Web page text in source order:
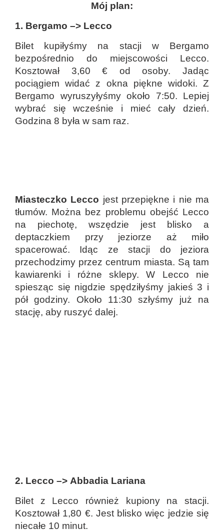
Mój plan:
1. Bergamo –> Lecco
Bilet kupiłyśmy na stacji w Bergamo
bezpośrednio do miejscowości Lecco.
Kosztował 3,60 € od osoby. Jadąc
pociągiem widać z okna piękne widoki. Z
Bergamo wyruszyłyśmy około 7:50. Lepiej
wybrać się wcześnie i mieć cały dzień.
Godzina 8 była w sam raz.
Miasteczko Lecco jest przepiękne i nie ma
tłumów. Można bez problemu obejść Lecco
na piechotę, wszędzie jest blisko a
deptaczkiem przy jeziorze aż miło
spacerować. Idąc ze stacji do jeziora
przechodzimy przez centrum miasta. Są tam
kawiarenki i różne sklepy. W Lecco nie
spiesząc się nigdzie spędziłyśmy jakieś 3 i
pół godziny. Około 11:30 szłyśmy już na
stację, aby ruszyć dalej.
2. Lecco –> Abbadia Lariana
Bilet z Lecco również kupiony na stacji.
Kosztował 1,80 €. Jest blisko więc jedzie się
niecałe 10 minut.